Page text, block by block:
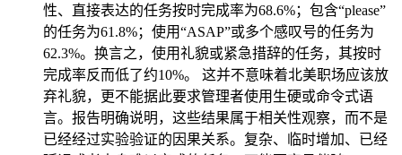
性、直接表达的任务按时完成率为68.6%；包含“please”
的任务为61.8%；使用“ASAP”或多个感叹号的任务为
62.3%。换言之，使用礼貌或紧急措辞的任务，其按时
完成率反而低了约10%。 这并不意味着北美职场应该放
弃礼貌，更不能据此要求管理者使用生硬或命令式语
言。报告明确说明，这些结果属于相关性观察，而不是
已经经过实验验证的因果关系。复杂、临时增加、已经